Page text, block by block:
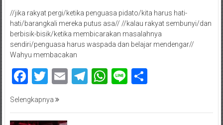
//jika rakyat pergi/ketika penguasa pidato/kita harus hati-
hati/barangkali mereka putus asa// //kalau rakyat sembunyi/dan
berbisik-bisik/ketika membicarakan masalahnya
sendiri/penguasa harus waspada dan belajar mendengar//
Wahyu membacakan
Facebook
Twitter
EmailTelegram
WhatsApp
LineShare
Selengkapnya